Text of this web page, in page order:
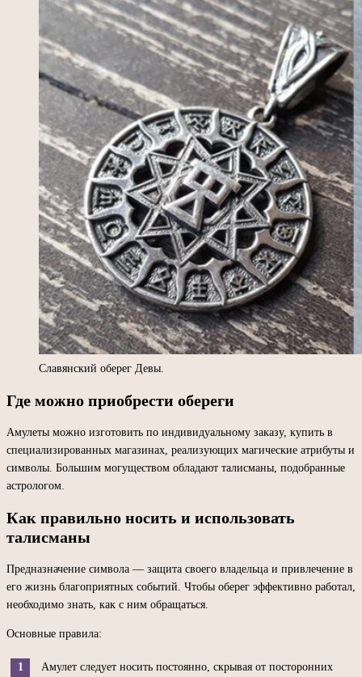
Славянский оберег Девы.
Где можно приобрести обереги
Амулеты можно изготовить по индивидуальному заказу, купить в
специализированных магазинах, реализующих магические атрибуты и
символы. Большим могуществом обладают талисманы, подобранные
астрологом.
Как правильно носить и использовать
талисманы
Предназначение символа — защита своего владельца и привлечение в
его жизнь благоприятных событий. Чтобы оберег эффективно работал,
необходимо знать, как с ним обращаться.
Основные правила:
Амулет следует носить постоянно, скрывая от посторонних